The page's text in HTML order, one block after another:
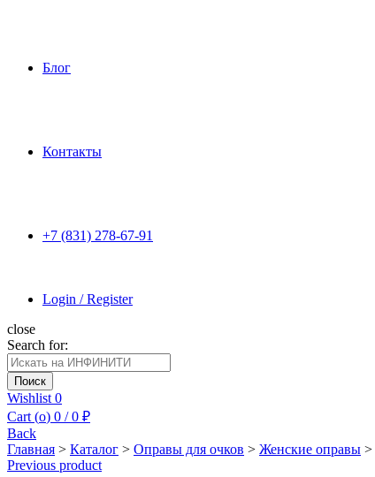
Блог
Контакты
+7 (831) 278-67-91
Login / Register
close
Search for:
Поиск
Wishlist 0
Cart (o) 0 / 0 ₽
Back
Главная > Каталог > Оправы для очков > Женские оправы >
Previous product